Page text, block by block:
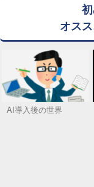
オス
AI導入後の世界